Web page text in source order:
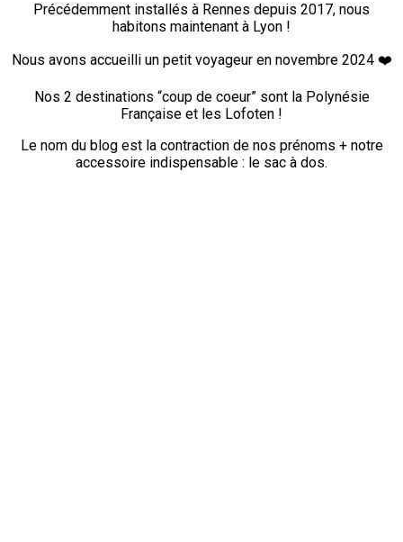
Précédemment installés à Rennes depuis 2017, nous
habitons maintenant à Lyon !
Nous avons accueilli un petit voyageur en novembre 2024 ❤️
Nos 2 destinations “coup de coeur” sont la Polynésie
Française et les Lofoten !
Le nom du blog est la contraction de nos prénoms + notre
accessoire indispensable : le sac à dos.